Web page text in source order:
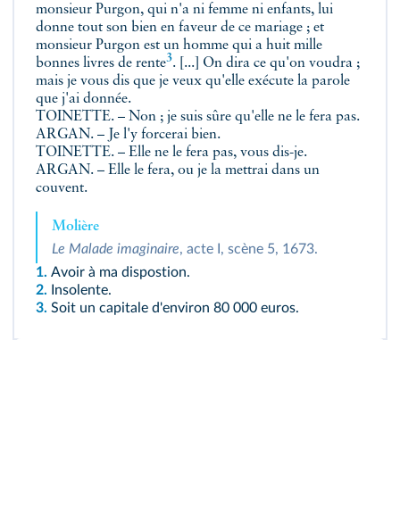
monsieur Purgon, qui n'a ni femme ni enfants, lui
donne tout son bien en faveur de ce mariage ; et
monsieur Purgon est un homme qui a huit mille
bonnes livres de rente3. [...] On dira ce qu'on voudra ;
mais je vous dis que je veux qu'elle exécute la parole
que j'ai donnée.
TOINETTE. – Non ; je suis sûre qu'elle ne le fera pas.
ARGAN. – Je l'y forcerai bien.
TOINETTE. – Elle ne le fera pas, vous dis-je.
ARGAN. – Elle le fera, ou je la mettrai dans un
couvent.
Molière
Le Malade imaginaire , acte I, scène 5, 1673.
1. Avoir à ma dispostion.
2.
Insolente.
3. Soit un capitale d'environ 80 000 euros.